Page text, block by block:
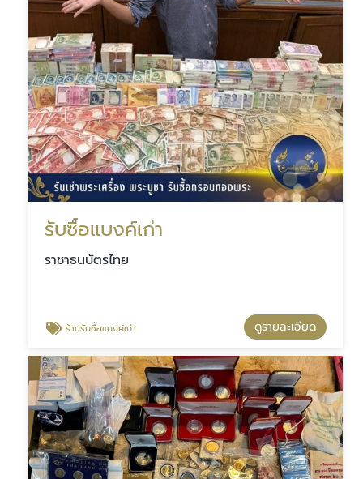
รับซื้อแบงค์เก่า
ราชาธนบัตรไทย
ร้านรับซื้อแบงค์เก่า ดูรายละเอียด